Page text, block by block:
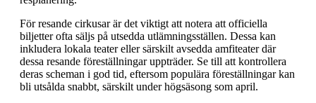
För resande cirkusar är det viktigt att notera att officiella
biljetter ofta säljs på utsedda utlämningsställen. Dessa kan
inkludera lokala teater eller särskilt avsedda amfiteater där
dessa resande föreställningar uppträder. Se till att kontrollera
deras scheman i god tid, eftersom populära föreställningar kan
bli utsålda snabbt, särskilt under högsäsong som april.